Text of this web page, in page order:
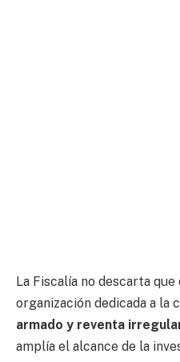
La Fiscalía no descarta
organización dedicada a la
armado y reventa
amplía el alcance de la